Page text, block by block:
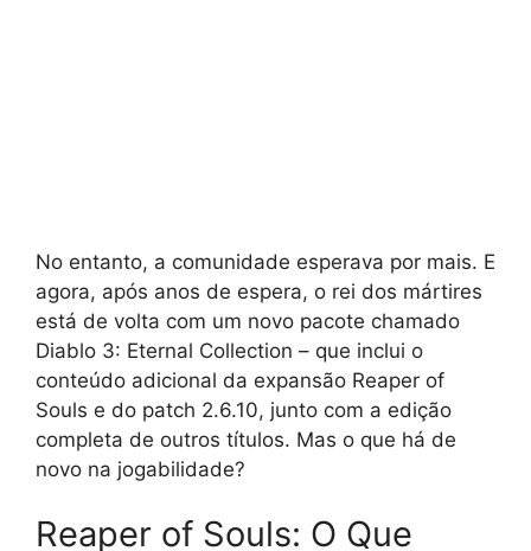
No entanto, a comunidade esperava por mais. E
agora, após anos de espera, o rei dos mártires
está de volta com um novo pacote chamado
Diablo 3: Eternal Collection – que inclui o
conteúdo adicional da expansão Reaper of
Souls e do patch 2.6.10, junto com a edição
completa de outros títulos. Mas o que há de
novo na jogabilidade?
Reaper of Souls: O Que